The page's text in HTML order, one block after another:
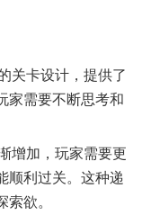
关卡设计，提供了
家需要不断思考和
增加，玩家需要更
顺利过关。这种递
欲。